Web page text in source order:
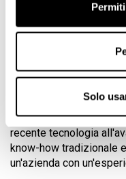
Solo
Pietra per
a Solingen,
Lepietre per affilare
combinazione con un
esclusivo del marchio.
recente tecnologia
know-how tradizionale
un'azienda con